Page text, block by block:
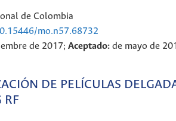
de Colombia
mo.n57.68732
de 2017; Aceptado: de mayo de
DE PELÍCULAS
RF